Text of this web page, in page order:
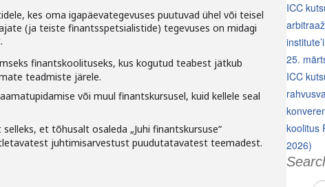
kes oma igapäevategevuses puutuvad ühel või teisel
(ja teiste finantsspetsialistide) tegevuses on midagi
finantskoolituseks, kus kogutud teabest jätkub
teadmiste järele.
või muul finantskursusel, kuid kellele seal
et tõhusalt osaleda „Juhi finantskursuse“
juhtimisarvestust puudutatavatest teemadest.
ICC
25.
ICC
koolitus
2026)